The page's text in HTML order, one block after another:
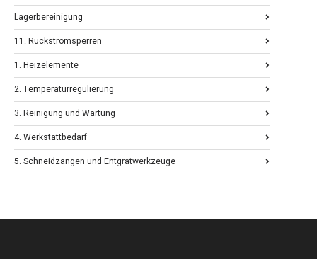
Lagerbereinigung
11. Rückstromsperren
1. Heizelemente
2. Temperaturregulierung
3. Reinigung und Wartung
4. Werkstattbedarf
5. Schneidzangen und Entgratwerkzeuge